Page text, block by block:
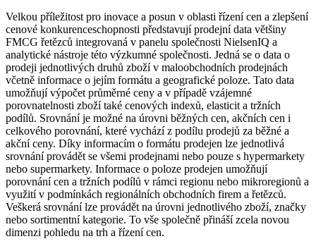
Velkou příležitost pro inovace a posun v oblasti řízení cen a zlepšení
cenové konkurenceschopnosti představují prodejní data většiny
FMCG řetězců integrovaná v panelu společnosti NielsenIQ a
analytické nástroje této výzkumné společnosti. Jedná se o data o
prodeji jednotlivých druhů zboží v maloobchodních prodejnách
včetně informace o jejím formátu a geografické poloze. Tato data
umožňují výpočet průměrné ceny a v případě vzájemné
porovnatelnosti zboží také cenových indexů, elasticit a tržních
podílů. Srovnání je možné na úrovni běžných cen, akčních cen i
celkového porovnání, které vychází z podílu prodejů za běžné a
akční ceny. Díky informacím o formátu prodejen lze jednotlivá
srovnání provádět se všemi prodejnami nebo pouze s hypermarkety
nebo supermarkety. Informace o poloze prodejen umožňují
porovnání cen a tržních podílů v rámci regionu nebo mikroregionů a
využití v podmínkách regionálních obchodních firem a řetězců.
Veškerá srovnání lze provádět na úrovni jednotlivého zboží, značky
nebo sortimentní kategorie. To vše společně přináší zcela novou
dimenzi pohledu na trh a řízení cen.